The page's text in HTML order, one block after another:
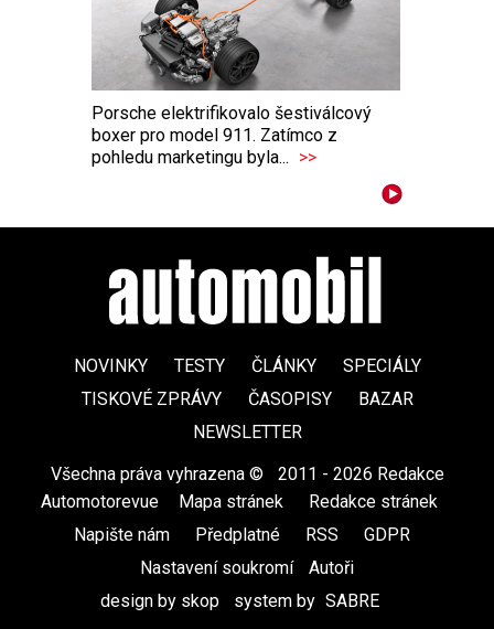
Porsche elektrifikovalo šestiválcový
boxer pro model 911. Zatímco z
pohledu marketingu byla... >>
NOVINKY TESTY ČLÁNKY
SPECIÁLY
TISKOVÉ ZPRÁVY
ČASOPISY
BAZAR
NEWSLETTER
Všechna práva vyhrazena ©
2011 - 2026 Redakce
Automotorevue
Mapa stránek Redakce stránek
Napište nám
Předplatné RSS GDPR
Nastavení soukromí
Autoři
design by skop
system by SABRE